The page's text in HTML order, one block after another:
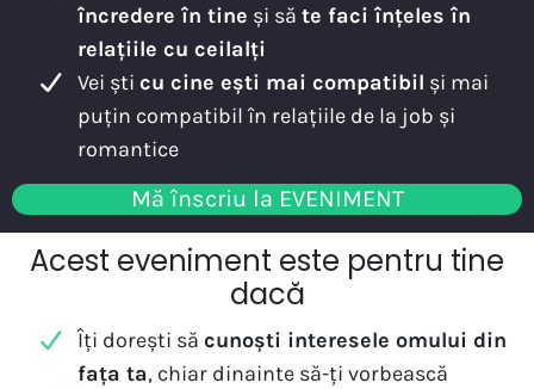
încredere în tine și să te faci înțeles în
relațiile cu ceilalți
Vei ști cu cine ești mai compatibil și mai
puțin compatibil în relațiile de la job și
romantice
Mă înscriu la EVENIMENT
Acest eveniment este pentru tine
dacă
Îți dorești să cunoști interesele omului din
fața ta, chiar dinainte să-ți vorbească